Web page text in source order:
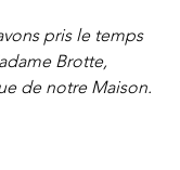
5.
pris le temps
Brotte,
de notre Maison.